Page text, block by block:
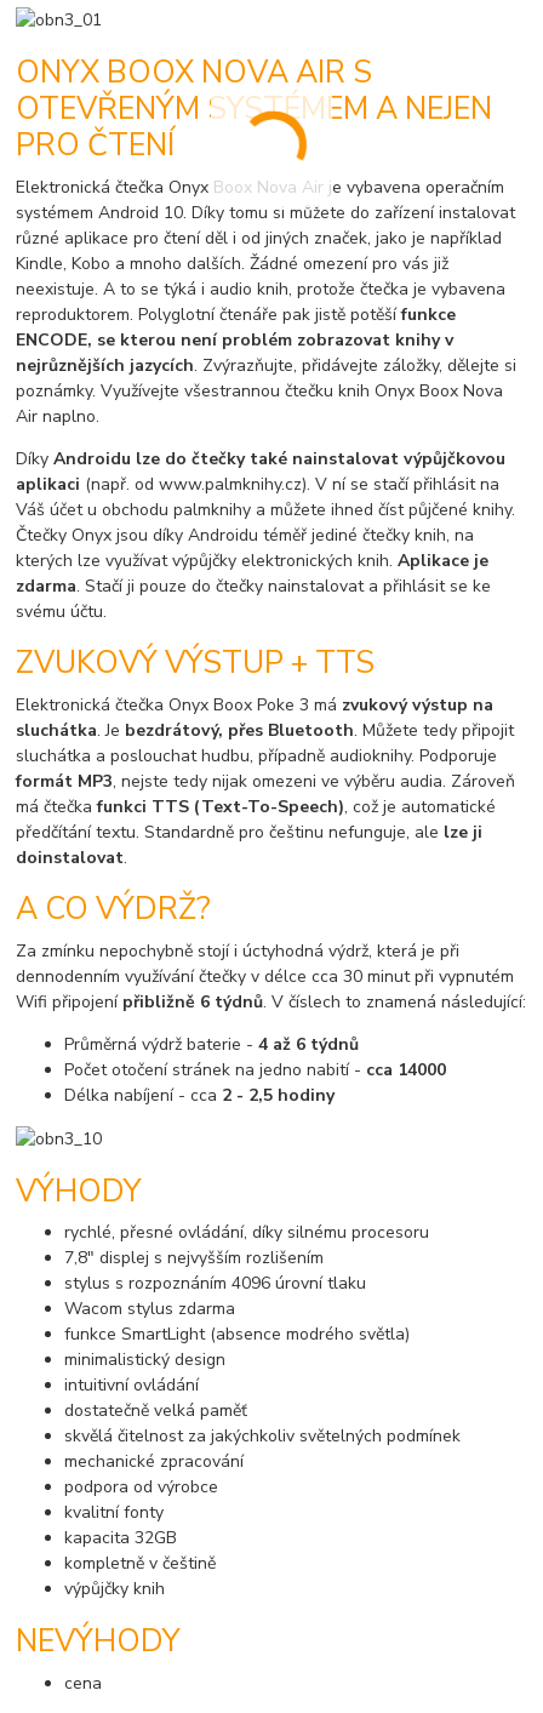
ONYX BOOX NOVA AIR S
OTEVŘENÝM SYSTÉMEM A NEJEN
PRO ČTENÍ
Elektronická čtečka Onyx Boox Nova Air je vybavena operačním
systémem Android 10. Díky tomu si můžete do zařízení instalovat
různé aplikace pro čtení děl i od jiných značek, jako je například
Kindle, Kobo a mnoho dalších. Žádné omezení pro vás již
neexistuje. A to se týká i audio knih, protože čtečka je vybavena
reproduktorem. Polyglotní čtenáře pak jistě potěšífunkce
ENCODE, se kterou není problém zobrazovat knihy v
nejrůznějších jazycích. Zvýrazňujte, přidávejte záložky, dělejte si
poznámky. Využívejte všestrannou čtečku knih Onyx Boox Nova
Air naplno.
DíkyAndroidu lze do čtečky také nainstalovat výpůjčkovou
aplikaci (např. od www.palmknihy.cz). V ní se stačí přihlásit na
Váš účet u obchodu palmknihy a můžete ihned číst půjčené knihy.
Čtečky Onyx jsou díky Androidu téměř jediné čtečky knih, na
kterých lze využívat výpůjčky elektronických knih.Aplikace je
zdarma. Stačí ji pouze do čtečky nainstalovat a přihlásit se ke
svému účtu.
ZVUKOVÝ VÝSTUP + TTS
Elektronická čtečka Onyx Boox Poke 3 má zvukový výstup na
sluchátka. Je bezdrátový, přes Bluetooth. Můžete tedy připojit
sluchátka a poslouchat hudbu, případně audioknihy. Podporuje
formát MP3, nejste tedy nijak omezeni ve výběru audia. Zároveň
má čtečkafunkci TTS (Text-To-Speech), což je automatické
předčítání textu. Standardně pro češtinu nefunguje, ale lze ji
doinstalovat.
A CO VÝDRŽ?
Za zmínku nepochybně stojí i úctyhodná výdrž, která je při
dennodenním využívání čtečky v délce cca 30 minut při vypnutém
Wifi připojení přibližně 6 týdnů. V číslech to znamená následující:
Průměrná výdrž baterie -4 až 6 týdnů
Počet otočení stránek na jedno nabití - cca 14000
Délka nabíjení - cca 2 - 2,5 hodiny
VÝHODY
rychlé, přesné ovládání, díky silnému procesoru
7,8" displej s nejvyšším rozlišením
stylus s rozpoznáním 4096 úrovní tlaku
Wacom stylus zdarma
funkce SmartLight (absence modrého světla)
minimalistický design
intuitivní ovládání
dostatečně velká paměť
skvělá čitelnost za jakýchkoliv světelných podmínek
mechanické zpracování
podpora od výrobce
kvalitní fonty
kapacita 32GB
kompletně v češtině
výpůjčky knih
NEVÝHODY
cena